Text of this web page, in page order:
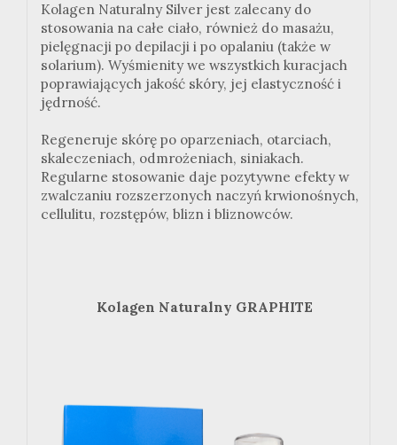
Kolagen Naturalny Silver jest zalecany do
stosowania na całe ciało, również do masażu,
pielęgnacji po depilacji i po opalaniu (także w
solarium). Wyśmienity we wszystkich kuracjach
poprawiających jakość skóry, jej elastyczność i
jędrność.
Regeneruje skórę po oparzeniach, otarciach,
skaleczeniach, odmrożeniach, siniakach.
Regularne stosowanie daje pozytywne efekty w
zwalczaniu rozszerzonych naczyń krwionośnych,
cellulitu, rozstępów, blizn i bliznowców.
Kolagen Naturalny GRAPHITE